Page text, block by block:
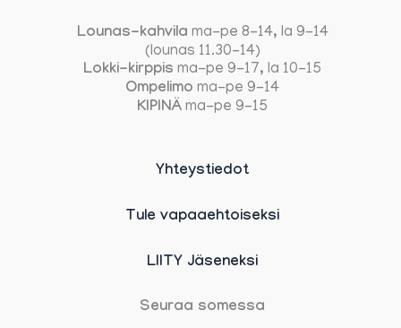
Lounas-kahvila ma-pe 8-14, la 9-14
(lounas 11.30-14)
Lokki-kirppis ma-pe 9-17, la 10-15
Ompelimo ma-pe 9-14
KIPINÄ ma-pe 9-15
Yhteystiedot
Tule vapaaehtoiseksi
LIITY Jäseneksi
Seuraa somessa